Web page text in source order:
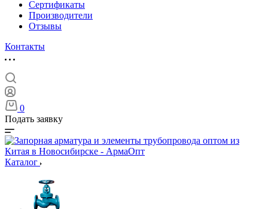
Сертификаты
Производители
Отзывы
Контакты
0
Подать заявку
Каталог